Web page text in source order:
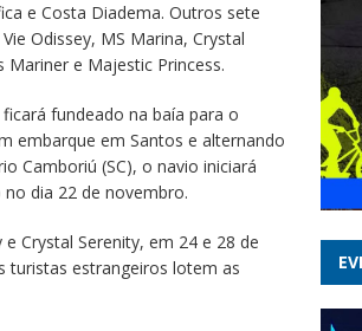
e Costa Diadema. Outros sete
Odissey, MS Marina, Crystal
Mariner e Majestic Princess.
fundeado na baía para o
embarque em Santos e alternando
Camboriú (SC), o navio iniciará
dia 22 de novembro.
Crystal Serenity, em 24 e 28 de
turistas estrangeiros lotem as